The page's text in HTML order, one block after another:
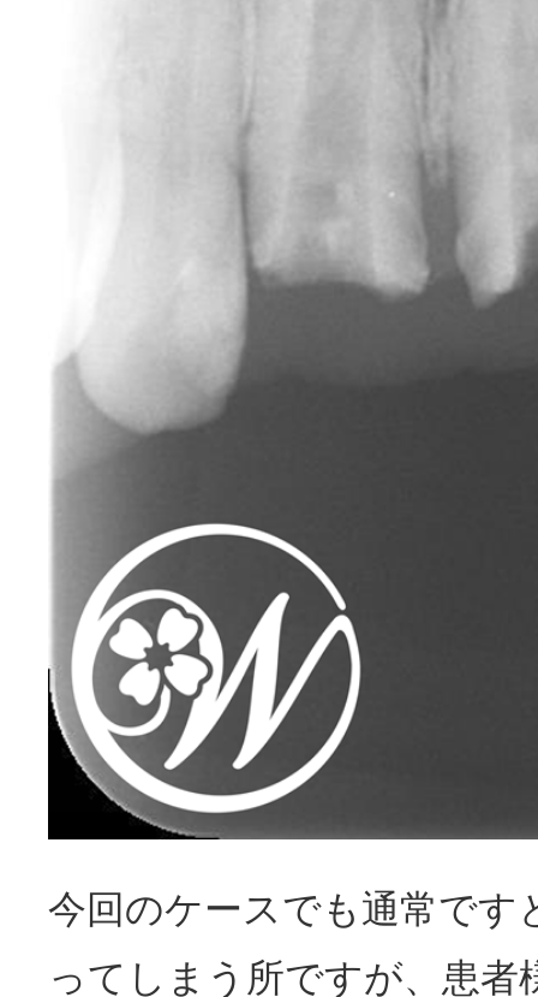
今回のケースでも通常です
ってしまう所ですが、患者